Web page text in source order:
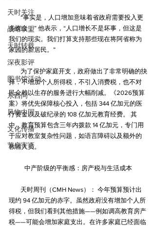
天时关注
战略联盟
天时转载
深夜影评
图书馆活动
东西问
风物中国
文化传播
节庆寄语
“事实是，人口增加意味着省政府需要投入更
多资金，” 他表示，“人口增长不是坏事，但这是
我们的现实。我们打算支持那些现在将阿省称为
家园的新居民。”
为了保护家庭开支，政府做出了非常明确的抉
择：不增加个人所得税，不引入消费税，也不对
民众赖以生存的服务进行大幅削减。《2026预算
案》将优先保障核心投入，包括 344 亿加元的医
疗资金以及破纪录的 108 亿加元教育经费。 其
中，教育预算包含三年内拨款 14 亿加元，专门用
于应对教室复杂性问题，如语言障碍以及额外的
教辅人员。
中产阶级的平衡感：房产税与生活成本
天时周刊（CMH News）： 今年预算预计出
现约 94 亿加元的赤字。虽然政府没有增加个人所
得税，但我们看到其他措施——例如调高教育房产
税——可能会增加家庭支出。在许多家庭已经面临